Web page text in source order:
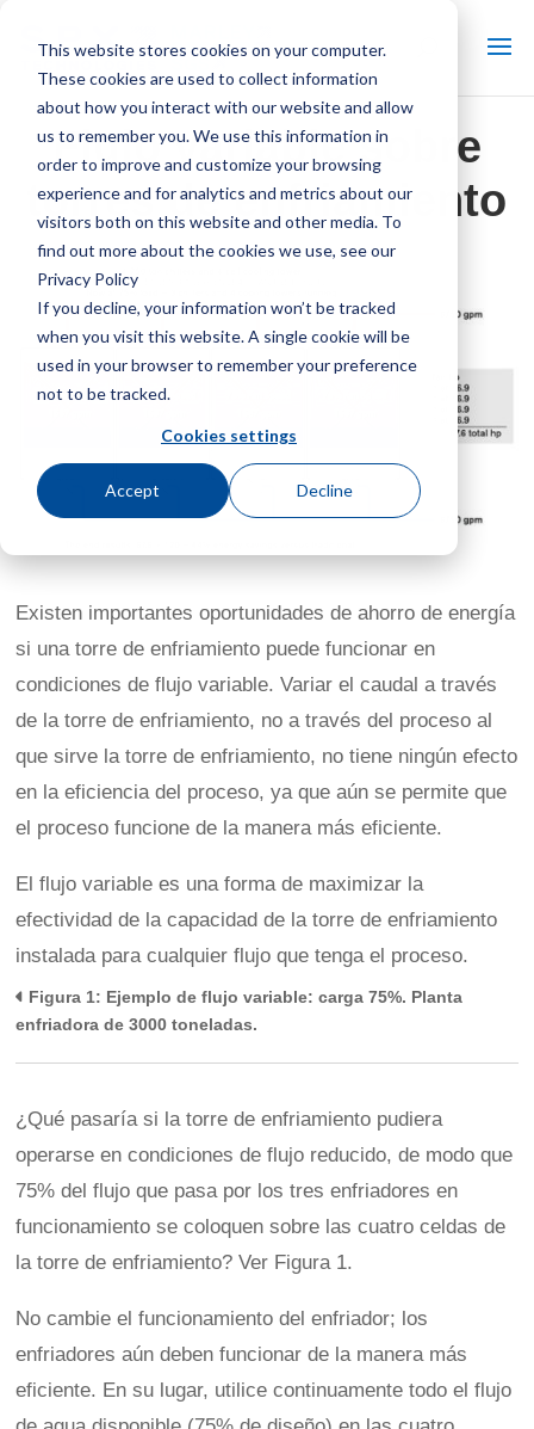
This website stores cookies on your computer.
These cookies are used to collect information
about how you interact with our website and allow
us to remember you. We use this information in
order to improve and customize your browsing
experience and for analytics and metrics about our
visitors both on this website and other media. To
find out more about the cookies we use, see our
Privacy Policy
If you decline, your information won’t be tracked
when you visit this website. A single cookie will be
used in your browser to remember your preference
not to be tracked.
Cookies settings
Accept Decline
Flujo variable sobre
torres de enfriamiento
Existen importantes oportunidades de ahorro de energía
si una torre de enfriamiento puede funcionar en
condiciones de flujo variable. Variar el caudal a través
de la torre de enfriamiento, no a través del proceso al
que sirve la torre de enfriamiento, no tiene ningún efecto
en la eficiencia del proceso, ya que aún se permite que
el proceso funcione de la manera más eficiente.
El flujo variable es una forma de maximizar la
efectividad de la capacidad de la torre de enfriamiento
instalada para cualquier flujo que tenga el proceso.
Figura 1: Ejemplo de flujo variable: carga 75%. Planta
enfriadora de 3000 toneladas.
¿Qué pasaría si la torre de enfriamiento pudiera
operarse en condiciones de flujo reducido, de modo que
75% del flujo que pasa por los tres enfriadores en
funcionamiento se coloquen sobre las cuatro celdas de
la torre de enfriamiento? Ver Figura 1.
No cambie el funcionamiento del enfriador; los
enfriadores aún deben funcionar de la manera más
eficiente. En su lugar, utilice continuamente todo el flujo